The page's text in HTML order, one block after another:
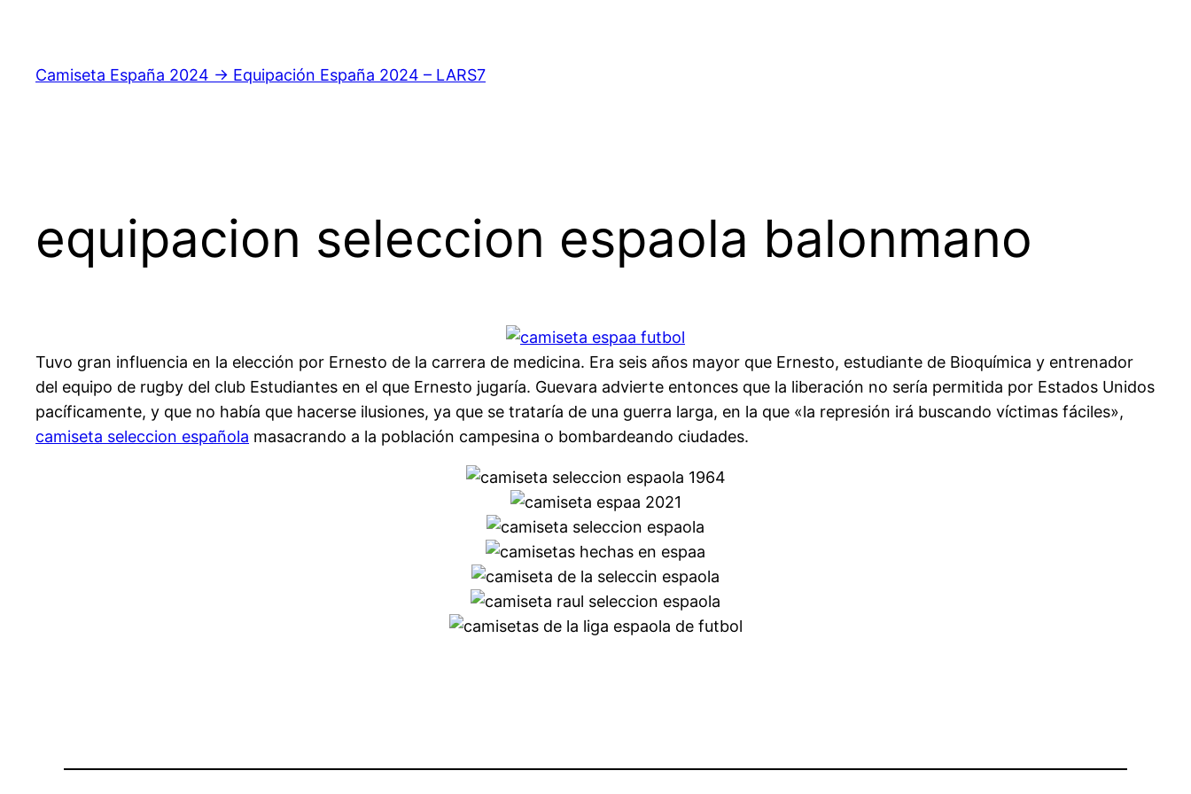
contenido
Camiseta España 2024 → Equipación España 2024 – LARS7
equipacion seleccion espaola balonmano
Tuvo gran influencia en la elección por Ernesto de la carrera de medicina. Era seis años mayor que Ernesto, estudiante de Bioquímica y entrenador
del equipo de rugby del club Estudiantes en el que Ernesto jugaría. Guevara advierte entonces que la liberación no sería permitida por Estados Unidos
pacíficamente, y que no había que hacerse ilusiones, ya que se trataría de una guerra larga, en la que «la represión irá buscando víctimas fáciles»,
camiseta seleccion española masacrando a la población campesina o bombardeando ciudades.